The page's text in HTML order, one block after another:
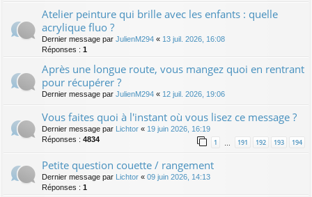
Atelier peinture qui brille avec les enfants : quelle
acrylique fluo ?
Dernier message par JulienM294 « 13 juil. 2026, 16:08
Réponses : 1
Après une longue route, vous mangez quoi en rentrant
pour récupérer ?
Dernier message par JulienM294 « 12 juil. 2026, 19:06
Vous faites quoi à l'instant où vous lisez ce message ?
Dernier message par Lichtor « 19 juin 2026, 16:19
Réponses : 4834 1 … 191 192 193 194
Petite question couette / rangement
Dernier message par Lichtor « 09 juin 2026, 14:13
Réponses : 1